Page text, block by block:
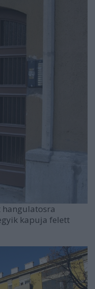
kapuja felett